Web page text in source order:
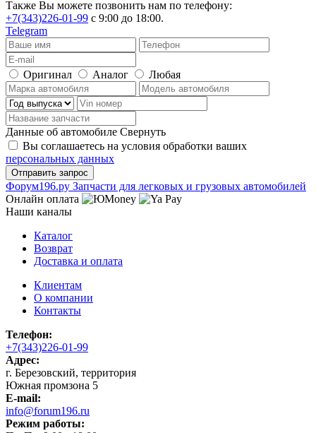
Также Вы можете позвонить нам по телефону:
+7(343)226-01-99 с 9:00 до 18:00.
Telegram
Оригинал Аналог Любая
Данные об автомобиле Свернуть
Вы соглашаетесь на условия обработки ваших
персональных данных
Фoрум196.ру Запчасти для легковых и грузовых автомобилей
Онлайн оплата
Наши каналы
Каталог
Возврат
Доставка и оплата
Клиентам
О компании
Контакты
Телефон:
+7(343)226-01-99
Адрес:
г. Березовский, территория
Южная промзона 5
E-mail:
info@forum196.ru
Режим работы: